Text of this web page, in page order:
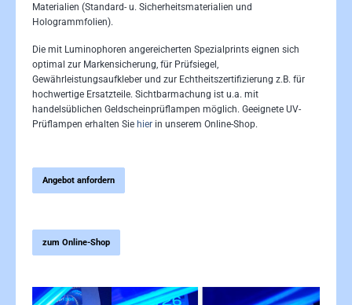
Materialien (Standard- u. Sicherheitsmaterialien und
Hologrammfolien).
Die mit Luminophoren angereicherten Spezialprints eignen sich
optimal zur Markensicherung, für Prüfsiegel,
Gewährleistungsaufkleber und zur Echtheitszertifizierung z.B. für
hochwertige Ersatzteile. Sichtbarmachung ist u.a. mit
handelsüblichen Geldscheinprüflampen möglich. Geeignete UV-
Prüflampen erhalten Sie hier in unserem Online-Shop.
Angebot anfordern
zum Online-Shop
Bildergalerie überspringen